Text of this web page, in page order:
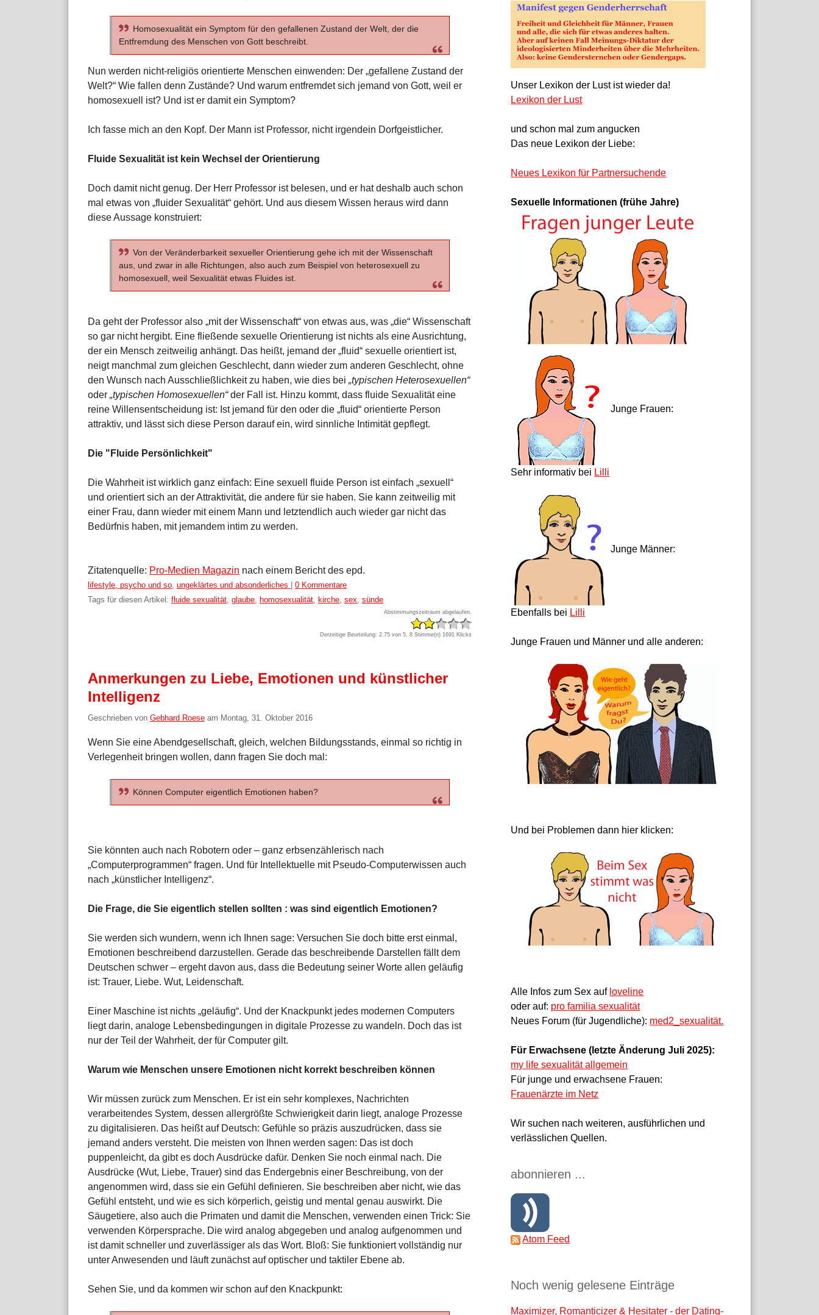
Homosexualität ein Symptom für den gefallenen Zustand der Welt, der die
Entfremdung des Menschen von Gott beschreibt.
Nun werden nicht-religiös orientierte Menschen einwenden: Der „gefallene Zustand der
Welt?“ Wie fallen denn Zustände? Und warum entfremdet sich jemand von Gott, weil er
homosexuell ist? Und ist er damit ein Symptom?
Ich fasse mich an den Kopf. Der Mann ist Professor, nicht irgendein Dorfgeistlicher.
Fluide Sexualität ist kein Wechsel der Orientierung
Doch damit nicht genug. Der Herr Professor ist belesen, und er hat deshalb auch schon
mal etwas von „fluider Sexualität“ gehört. Und aus diesem Wissen heraus wird dann
diese Aussage konstruiert:
Von der Veränderbarkeit sexueller Orientierung gehe ich mit der Wissenschaft
aus, und zwar in alle Richtungen, also auch zum Beispiel von heterosexuell zu
homosexuell, weil Sexualität etwas Fluides ist.
Da geht der Professor also „mit der Wissenschaft“ von etwas aus, was „die“ Wissenschaft
so gar nicht hergibt. Eine fließende sexuelle Orientierung ist nichts als eine Ausrichtung,
der ein Mensch zeitweilig anhängt. Das heißt, jemand der „fluid“ sexuelle orientiert ist,
neigt manchmal zum gleichen Geschlecht, dann wieder zum anderen Geschlecht, ohne
den Wunsch nach Ausschließlichkeit zu haben, wie dies bei „typischen Heterosexuellen“
oder „typischen Homosexuellen“der Fall ist. Hinzu kommt, dass fluide Sexualität eine
reine Willensentscheidung ist: Ist jemand für den oder die „fluid“ orientierte Person
attraktiv, und lässt sich diese Person darauf ein, wird sinnliche Intimität gepflegt.
Die "Fluide Persönlichkeit"
Die Wahrheit ist wirklich ganz einfach: Eine sexuell fluide Person ist einfach „sexuell“
und orientiert sich an der Attraktivität, die andere für sie haben. Sie kann zeitweilig mit
einer Frau, dann wieder mit einem Mann und letztendlich auch wieder gar nicht das
Bedürfnis haben, mit jemandem intim zu werden.
Zitatenquelle: Pro-Medien Magazin nach einem Bericht des epd.
Kategorien:
lifestyle, psycho und so ungeklärtes und absonderliches
0 Kommentare
Tags für diesen Artikel: fluide sexualität glaube homosexualität kirche sex sünde
Abstimmungszeitraum abgelaufen.
Derzeitige Beurteilung: 2.75 von 5, 8 Stimme(n) 1691 Klicks
Anmerkungen zu Liebe, Emotionen und künstlicher
Intelligenz
Geschrieben von Gebhard Roese am Montag, 31. Oktober 2016
Wenn Sie eine Abendgesellschaft, gleich, welchen Bildungsstands, einmal so richtig in
Verlegenheit bringen wollen, dann fragen Sie doch mal:
Können Computer eigentlich Emotionen haben?
Sie könnten auch nach Robotern oder – ganz erbsenzählerisch nach
„Computerprogrammen“ fragen. Und für Intellektuelle mit Pseudo-Computerwissen auch
nach „künstlicher Intelligenz“.
Die Frage, die Sie eigentlich stellen sollten : was sind eigentlich Emotionen?
Sie werden sich wundern, wenn ich Ihnen sage: Versuchen Sie doch bitte erst einmal,
Emotionen beschreibend darzustellen. Gerade das beschreibende Darstellen fällt dem
Deutschen schwer – ergeht davon aus, dass die Bedeutung seiner Worte allen geläufig
ist: Trauer, Liebe. Wut, Leidenschaft.
Einer Maschine ist nichts „geläufig“. Und der Knackpunkt jedes modernen Computers
liegt darin, analoge Lebensbedingungen in digitale Prozesse zu wandeln. Doch das ist
nur der Teil der Wahrheit, der für Computer gilt.
Warum wie Menschen unsere Emotionen nicht korrekt beschreiben können
Wir müssen zurück zum Menschen. Er ist ein sehr komplexes, Nachrichten
verarbeitendes System, dessen allergrößte Schwierigkeit darin liegt, analoge Prozesse
zu digitalisieren. Das heißt auf Deutsch: Gefühle so präzis auszudrücken, dass sie
jemand anders versteht. Die meisten von Ihnen werden sagen: Das ist doch
puppenleicht, da gibt es doch Ausdrücke dafür. Denken Sie noch einmal nach. Die
Ausdrücke (Wut, Liebe, Trauer) sind das Endergebnis einer Beschreibung, von der
angenommen wird, dass sie ein Gefühl definieren. Sie beschreiben aber nicht, wie das
Gefühl entsteht, und wie es sich körperlich, geistig und mental genau auswirkt. Die
Säugetiere, also auch die Primaten und damit die Menschen, verwenden einen Trick: Sie
verwenden Körpersprache. Die wird analog abgegeben und analog aufgenommen und
ist damit schneller und zuverlässiger als das Wort. Bloß: Sie funktioniert vollständig nur
unter Anwesenden und läuft zunächst auf optischer und taktiler Ebene ab.
Sehen Sie, und da kommen wir schon auf den Knackpunkt:
Unser Lexikon der Lust ist wieder da!
Lexikon der Lust
und schon mal zum angucken
Das neue Lexikon der Liebe:
Neues Lexikon für Partnersuchende
Sexuelle Informationen (frühe Jahre)
Junge Frauen:
Sehr informativ bei Lilli
Junge Männer:
Ebenfalls bei Lilli
Junge Frauen und Männer und alle anderen:
Und bei Problemen dann hier klicken:
Alle Infos zum Sex auf loveline
oder auf: pro familia sexualität
Neues Forum (für Jugendliche): med2_sexualität.
Für Erwachsene (letzte Änderung Juli 2025):
my life sexualität allgemein
Für junge und erwachsene Frauen:
Frauenärzte im Netz
Wir suchen nach weiteren, ausführlichen und
verlässlichen Quellen.
abonnieren ...
Atom Feed
Noch wenig gelesene Einträge
Maximizer, Romanticizer & Hesitater - der Dating-